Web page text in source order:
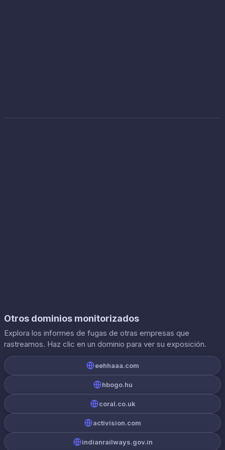
Otros dominios monitorizados
Explora los informes de fugas de otras empresas que
rastreamos. Haz clic en un dominio para ver su exposición.
eehhaaa.com
hbogo.hu
coral.co.uk
activision.com
indianrailways.gov.in